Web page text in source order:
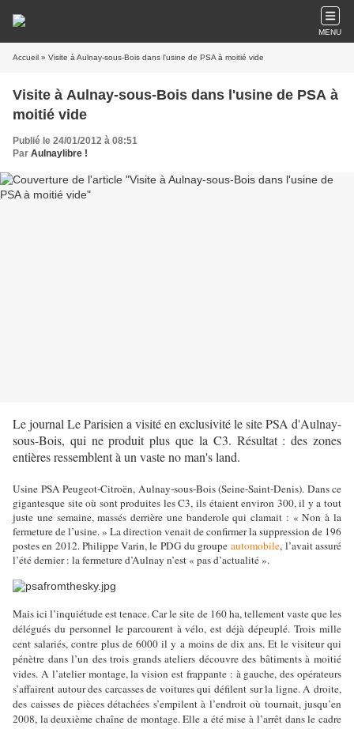
MENU
Accueil » Visite à Aulnay-sous-Bois dans l'usine de PSA à moitié vide
Visite à Aulnay-sous-Bois dans l'usine de PSA à
moitié vide
Publié le 24/01/2012 à 08:51
Par Aulnaylibre !
Le journal Le Parisien a visité en exclusivité le site PSA d'Aulnay-
sous-Bois, qui ne produit plus que la C3. Résultat : des zones
entières ressemblent à un vaste no man's land.
Usine PSA Peugeot-Citroën, Aulnay-sous-Bois (Seine-Saint-Denis). Dans ce
gigantesque site où sont produites les C3, ils étaient environ 300, il y a tout
juste une semaine, massés derrière une banderole qui clamait : « Non à la
fermeture de l’usine. » La direction venait de confirmer la suppression de 196
postes en 2012. Philippe Varin, le PDG du groupe automobile, l’avait assuré
l’été dernier : la fermeture d’Aulnay n’est « pas d’actualité ».
Mais ici l’inquiétude est tenace. Car le site de 160 ha, tellement vaste que les
délégués du personnel le parcourent à vélo, est déjà dépeuplé. Trois mille
cent salariés, contre plus de 6000 il y a moins de dix ans. Et le visiteur qui
pénètre dans l’un des trois grands ateliers découvre des bâtiments à moitié
vides. A l’atelier montage, la vision est frappante : à gauche, des opérateurs
s’affairent autour des carcasses de voitures qui défilent sur la ligne. A droite,
des caisses de pièces détachées s’empilent à l’endroit où tournait, jusqu’en
2008, la deuxième chaîne de montage. Elle a été mise à l’arrêt dans le cadre